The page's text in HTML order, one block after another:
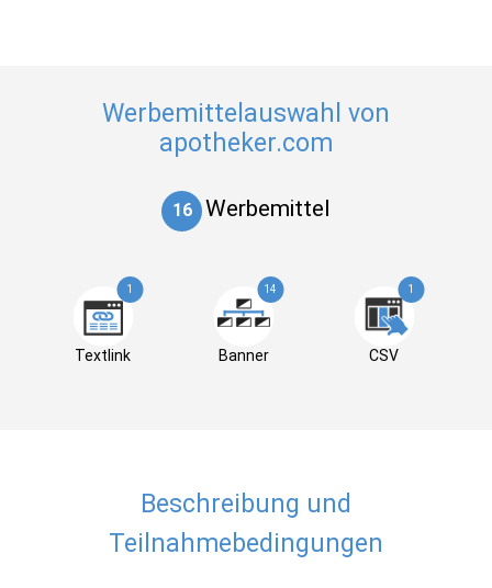
Werbemittelauswahl von
apotheker.com
16 Werbemittel
1
Textlink
14
Banner
1
CSV
Beschreibung und
Teilnahmebedingungen